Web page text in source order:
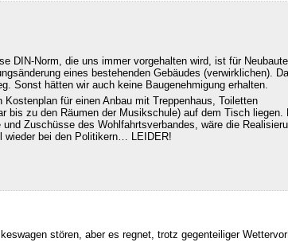
DIN-Norm, die uns immer vorgehalten wird, ist für
eines bestehenden Gebäudes (verwirklichen).
Sonst hätten wir auch keine Baugenehmigung erhalten.
Kostenplan für einen Anbau mit Treppenhaus, Toiletten
bis zu den Räumen der Musikschule) auf dem Tisch liegen.
Zuschüsse des Wohlfahrtsverbandes, wäre die
wieder bei den Politikern… LEIDER!
stören, aber es regnet, trotz gegenteiliger